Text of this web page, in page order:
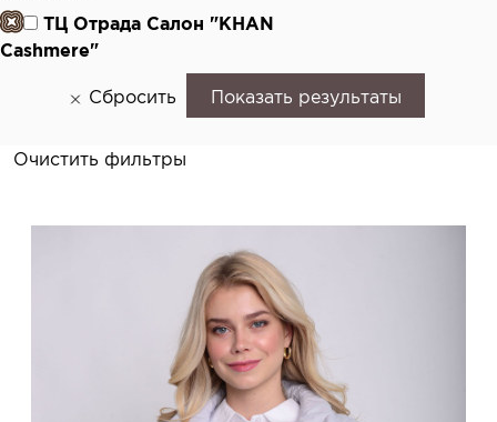
ТЦ Отрада Салон "KHAN
Cashmere"
Сбросить Показать результаты
Очистить фильтры